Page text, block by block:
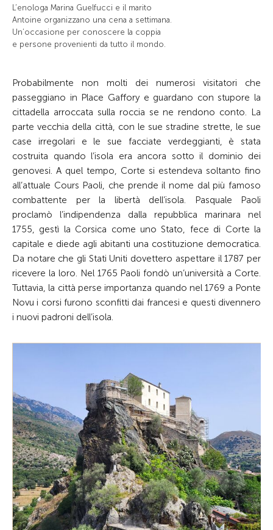
L’enologa Marina Guelfucci e il marito
Antoine organizzano una cena a settimana.
Un’occasione per conoscere la coppia
e persone provenienti da tutto il mondo.
Probabilmente non molti dei numerosi visitatori che
passeggiano in Place Gaffory e guardano con stupore la
cittadella arroccata sulla roccia se ne rendono conto. La
parte vecchia della città, con le sue stradine strette, le sue
case irregolari e le sue facciate verdeggianti, è stata
costruita quando l’isola era ancora sotto il dominio dei
genovesi. A quel tempo, Corte si estendeva soltanto fino
all’attuale Cours Paoli, che prende il nome dal più famoso
combattente per la libertà dell’isola. Pasquale Paoli
proclamò l’indipendenza dalla repubblica marinara nel
1755, gestì la Corsica come uno Stato, fece di Corte la
capitale e diede agli abitanti una costituzione democratica.
Da notare che gli Stati Uniti dovettero aspettare il 1787 per
ricevere la loro. Nel 1765 Paoli fondò un’università a Corte.
Tuttavia, la città perse importanza quando nel 1769 a Ponte
Novu i corsi furono sconfitti dai francesi e questi divennero
i nuovi padroni dell’isola.